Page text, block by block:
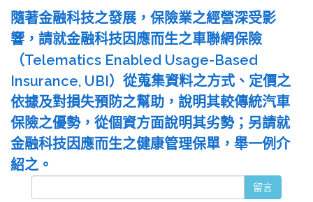
隨著金融科技之發展，保險業之經營深受影
響，請就金融科技因應而生之車聯網保險
（Telematics Enabled Usage-Based
Insurance, UBI）從蒐集資料之方式、定價之
依據及對損失預防之幫助，說明其較傳統汽車
保險之優勢，從個資方面說明其劣勢；另請就
金融科技因應而生之健康管理保單，舉一例介
紹之。
留言